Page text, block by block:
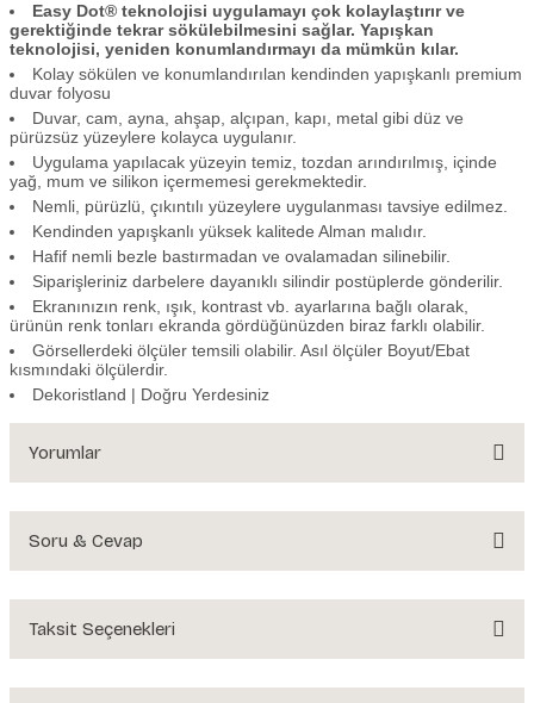
Easy Dot® teknolojisi uygulamayı çok kolaylaştırır ve
gerektiğinde tekrar sökülebilmesini sağlar. Yapışkan
teknolojisi, yeniden konumlandırmayı da mümkün kılar.
Kolay sökülen ve konumlandırılan kendinden yapışkanlı premium
duvar folyosu
Duvar, cam, ayna, ahşap, alçıpan, kapı, metal gibi düz ve
pürüzsüz yüzeylere kolayca uygulanır.
Uygulama yapılacak yüzeyin temiz, tozdan arındırılmış, içinde
yağ, mum ve silikon içermemesi gerekmektedir.
Nemli, pürüzlü, çıkıntılı yüzeylere uygulanması tavsiye edilmez.
Kendinden yapışkanlı yüksek kalitede Alman malıdır.
Hafif nemli bezle bastırmadan ve ovalamadan silinebilir.
Siparişleriniz darbelere dayanıklı silindir postüplerde gönderilir.
Ekranınızın renk, ışık, kontrast vb. ayarlarına bağlı olarak,
ürünün renk tonları ekranda gördüğünüzden biraz farklı olabilir.
Görsellerdeki ölçüler temsili olabilir. Asıl ölçüler Boyut/Ebat
kısmındaki ölçülerdir.
Dekoristland | Doğru Yerdesiniz
Yorumlar
Soru & Cevap
Ürün hakkında henüz soru sorulmamış.
Taksit Seçenekleri